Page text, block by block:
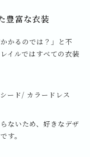
豊富な衣装
かるのでは？」と不
イルではすべての衣装
ード/ カラードレス
ないため、好きなデザ
す。